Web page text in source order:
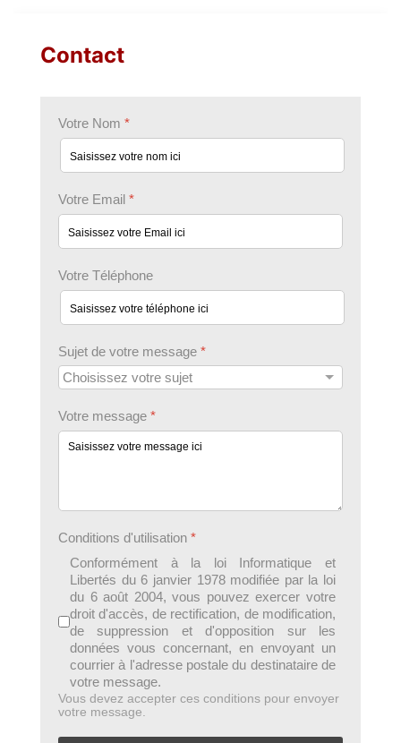
Contact
Votre Nom *
Votre Email *
Votre Téléphone
Sujet de votre message *
Votre message *
Conditions d'utilisation *
Conformément à la loi Informatique et
Libertés du 6 janvier 1978 modifiée par la loi
du 6 août 2004, vous pouvez exercer votre
droit d'accès, de rectification, de modification,
de suppression et d'opposition sur les
données vous concernant, en envoyant un
courrier à l'adresse postale du destinataire de
votre message.
Vous devez accepter ces conditions pour envoyer
votre message.